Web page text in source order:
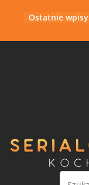
Ostatnie